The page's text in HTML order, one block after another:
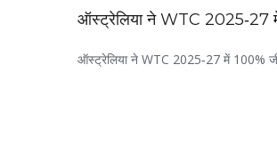
ऑस्ट्रेलिया ने WTC 2025‑27
ऑस्ट्रेलिया ने WTC 2025‑27 में 100%